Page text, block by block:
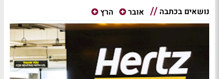
נושאים בכתבה אובר הרץ